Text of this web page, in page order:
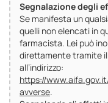
Segnalazione degli
Se manifesta un
quelli non elencati in
farmacista. Lei può
direttamente tramite
all’indirizzo:
https://
avverse.